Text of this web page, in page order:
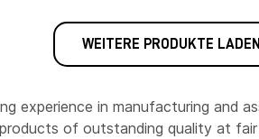
WEITERE PRODUKTE LADEN
experience in manufacturing and
of outstanding quality at